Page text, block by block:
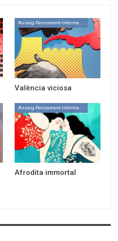
Assaig-Pensament-Informació
València viciosa
Afrodita immortal